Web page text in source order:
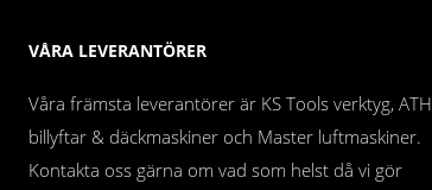
VÅRA LEVERANTÖRER
Våra främsta leverantörer är KS Tools verktyg, ATH
billyftar & däckmaskiner och Master luftmaskiner.
Kontakta oss gärna om vad som helst då vi gör